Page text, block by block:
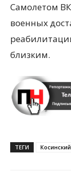
Самолетом
военных
близким.
ТЕГИ